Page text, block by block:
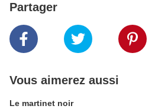
Partager
Vous aimerez aussi
Le martinet noir